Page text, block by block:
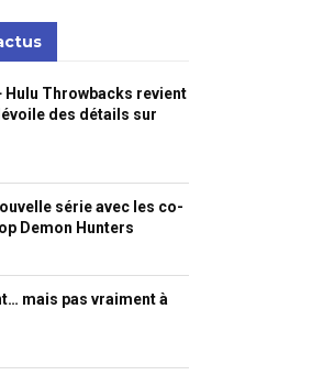
Hulu Throwbacks revient
des détails sur
série avec les co-
Demon Hunters
mais pas vraiment à